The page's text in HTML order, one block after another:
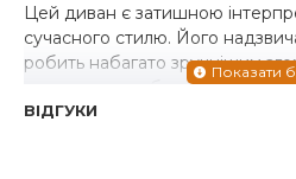
Цей диван є затишною
сучасного стилю. Його
робить набагато зручнішим
книгою чи улюбленим шоу. Ви
його щирий стиль і домашній
ВІДГУКИ